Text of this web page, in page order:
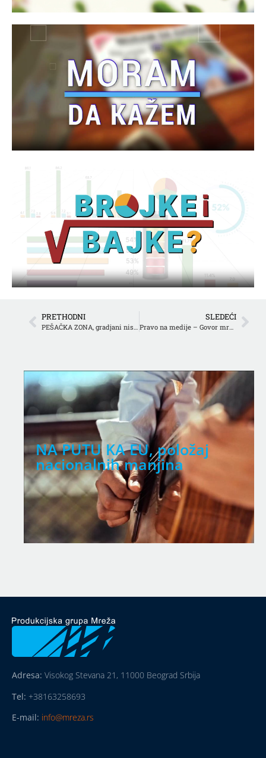
PRETHODNI
PEŠAČKA ZONA, gradjani nisu maratonci
SLEDEĆI
Pravo na medije – Govor mržnje
NA PUTU KA EU, položaj
nacionalnih manjina
Adresa: Visokog Stevana 21, 11000 Beograd Srbija
Tel: +38163258693
E-mail: info@mreza.rs